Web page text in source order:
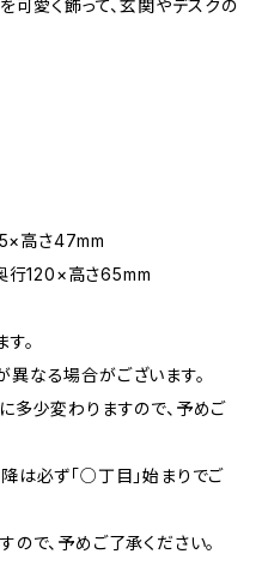
可愛く飾って、玄関やデスクの
高さ47mm
行120×高さ65mm
。
なる場合がございます。
多少変わりますので、予めご
は必ず「○丁目」始まりでご
で、予めご了承ください。